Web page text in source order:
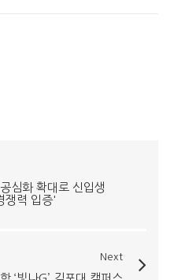
심화 확대로 신입생
쟁력 입증'
Next